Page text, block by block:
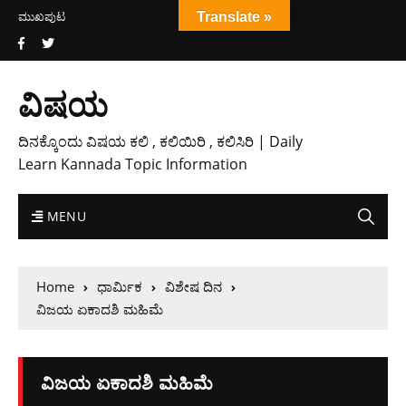
ಮುಖಪುಟ
ವಿಷಯ
ದಿನಕ್ಕೊಂದು ವಿಷಯ ಕಲಿ , ಕಲಿಯಿರಿ , ಕಲಿಸಿರಿ | Daily
Learn Kannada Topic Information
MENU
Home ಧಾರ್ಮಿಕ
ವಿಶೇಷ ದಿನ
ವಿಜಯ ಏಕಾದಶಿ ಮಹಿಮೆ
ವಿಜಯ ಏಕಾದಶಿ ಮಹಿಮೆ
Translate »